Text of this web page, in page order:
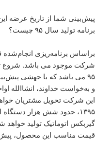
پیش‌بینی شما از تاریخ عرضه
برنامه تولید سال ۹۵ چیست؟
شرکت موجود می باشد. شروع
۹۵ می باشد که با جهشی
و به‌خواست خداوند، انشاالله
این شرکت تحویل مشتریان
۱۳۹۵، حدود شش هزار
گیربکس اتوماتیک تولید خواهد
قیمت مناسب این محصول،